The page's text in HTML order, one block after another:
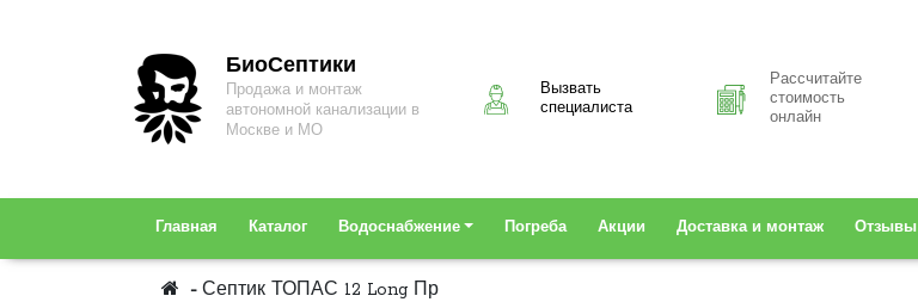
БиоСептики
Продажа и монтаж
автономной канализации в
Москве и МО
Вызвать
специалиста
Рассчитайте
стоимость
онлайн
Главная Каталог Водоснабжение Погреба Акции Доставка и монтаж Отзывы
Септик ТОПАС 12 Long Пр